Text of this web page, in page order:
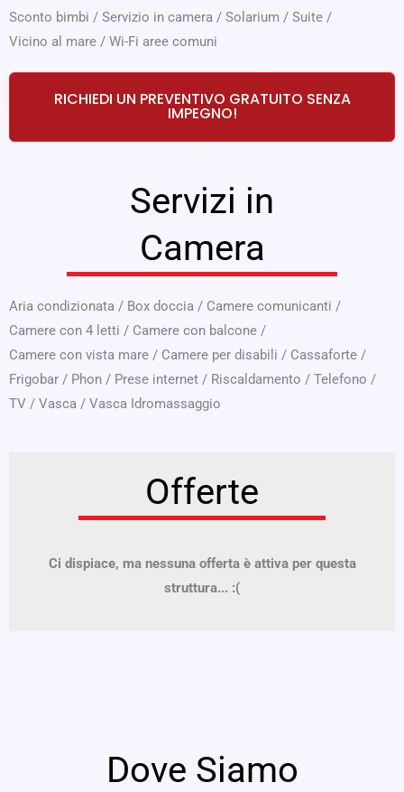
Sconto bimbi / Servizio in camera / Solarium / Suite /
Vicino al mare / Wi-Fi aree comuni
RICHIEDI UN PREVENTIVO GRATUITO SENZA
IMPEGNO!
Servizi in
Camera
Aria condizionata / Box doccia / Camere comunicanti /
Camere con 4 letti / Camere con balcone /
Camere con vista mare / Camere per disabili / Cassaforte /
Frigobar / Phon / Prese internet / Riscaldamento / Telefono /
TV / Vasca / Vasca Idromassaggio
Offerte
Ci dispiace, ma nessuna offerta è attiva per questa
struttura... :(
Dove Siamo